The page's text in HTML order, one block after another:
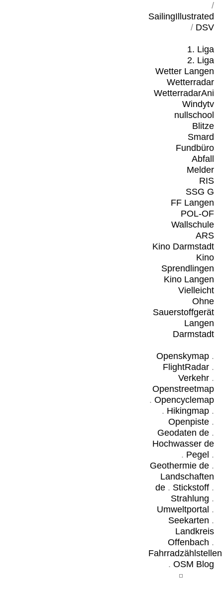
/
SailingIllustrated
/ DSV
1. Liga
2. Liga
Wetter Langen
Wetterradar
WetterradarAni
Windytv
nullschool
Blitze
Smard
Fundbüro
Abfall
Melder
RIS
SSG G
FF Langen
POL-OF
Wallschule
ARS
Kino Darmstadt
Kino
Sprendlingen
Kino Langen
Vielleicht
Ohne
Sauerstoffgerät
Langen
Darmstadt
Openskymap.
FlightRadar.
Verkehr.
Openstreetmap
. Opencyclemap
. Hikingmap.
Openpiste.
Geodaten de.
Hochwasser de
. Pegel .
Geothermie de.
Landschaften
de. Stickstoff.
Strahlung .
Umweltportal .
Seekarten .
Landkreis
Offenbach .
Fahrradzählstellen
. OSM Blog